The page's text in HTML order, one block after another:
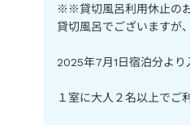
※※貸切風呂利用休止の
貸切風呂でございますが
2025年7月1日宿泊分よ
１室に大人２名以上でご